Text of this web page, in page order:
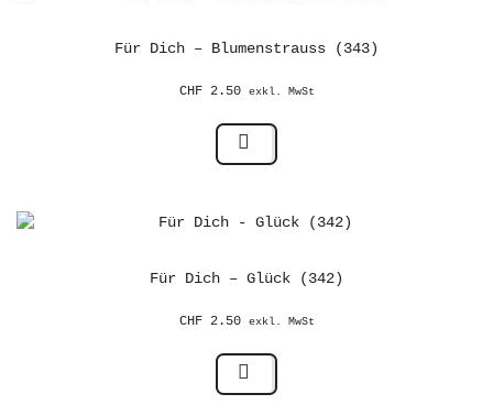
Für Dich – Blumenstrauss (343)
CHF2.50 exkl. MwSt
Für Dich – Glück (342)
CHF2.50 exkl. MwSt